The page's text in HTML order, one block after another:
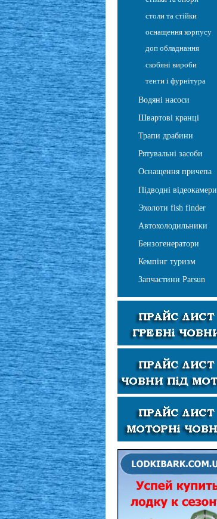
столи та стійки
оснащення корпусу
доп обладнання
скобяні вироби
тенти і фурнітура
Водяні насоси
Швартові кранці
Трапи драбини
Рятувальні засоби
Оснащення причепа
Підводні відеокамери
Эхолоти fish finder
Автохолодильники
Бензогенератори
Кемпінг туризм
Запчастини Parsun